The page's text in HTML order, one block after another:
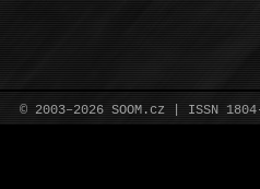
© 2003–2026 SOOM.cz | ISSN